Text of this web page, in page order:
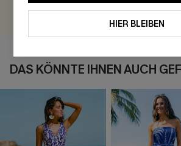
BEWERTEN
DAS KÖNNTE IHNEN AUCH
HIER BLEIBEN